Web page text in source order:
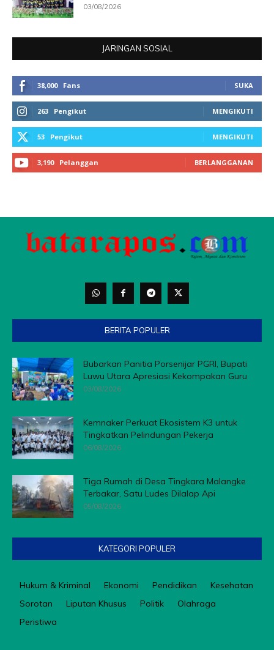
03/08/2026
JARINGAN SOSIAL
38,000 Fans SUKA
263 Pengikut MENGIKUTI
53 Pengikut MENGIKUTI
3,190 Pelanggan BERLANGGANAN
BERITA POPULER
Bubarkan Panitia Porsenijar PGRI, Bupati
Luwu Utara Apresiasi Kekompakan Guru
03/08/2026
Kemnaker Perkuat Ekosistem K3 untuk
Tingkatkan Pelindungan Pekerja
06/08/2026
Tiga Rumah di Desa Tingkara Malangke
Terbakar, Satu Ludes Dilalap Api
05/08/2026
KATEGORI POPULER
Hukum & Kriminal Ekonomi Pendidikan
Kesehatan
Sorotan
Liputan Khusus Politik
Olahraga
Peristiwa